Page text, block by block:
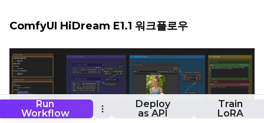
Run
Workflow
Deploy
as API
Train
LoRA
ComfyUI HiDream E1.1 워크플로우